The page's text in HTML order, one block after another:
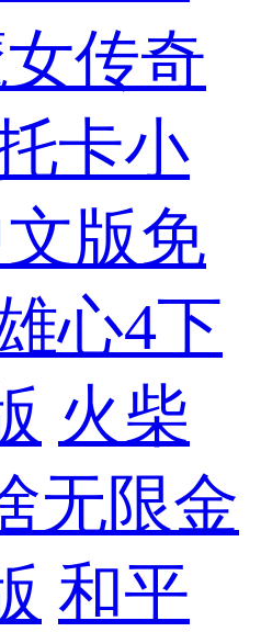
传奇
卡小
版免
心4下
火柴
无限金
和平